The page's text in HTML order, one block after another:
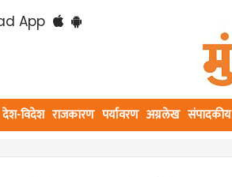
App
देश-विदेश राजकारण पर्यावरण अग्रलेख संपादकीय